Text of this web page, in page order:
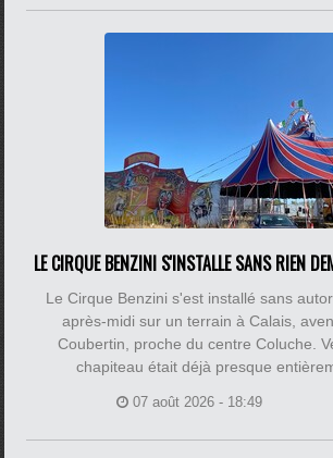
LE CIRQUE BENZINI S'INSTALLE SANS RIEN
Le Cirque Benzini s'est installé sans
après-midi sur un terrain à Calais,
Coubertin, proche du centre Coluche.
chapiteau était déjà presque
07 août 2026 - 18:49